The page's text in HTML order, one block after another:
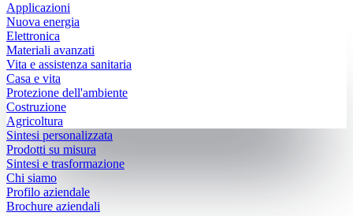
Applicazioni
Nuova energia
Elettronica
Materiali avanzati
Vita e assistenza sanitaria
Casa e vita
Protezione dell'ambiente
Costruzione
Agricoltura
Sintesi personalizzata
Prodotti su misura
Sintesi e trasformazione
Chi siamo
Profilo aziendale
Brochure aziendali